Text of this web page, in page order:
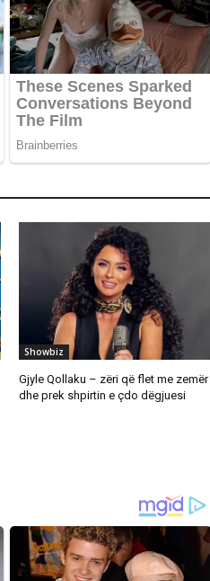
Showbiz
Gjyle Qollaku – zëri që flet me zemër
dhe prek shpirtin e çdo dëgjuesi